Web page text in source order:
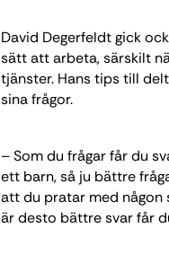
David Degerfeldt gick
sätt att arbeta, särskilt
tjänster. Hans tips till
sina frågor.
– Som du frågar får du
ett barn, så ju bättre
att du pratar med någon
är desto bättre svar får